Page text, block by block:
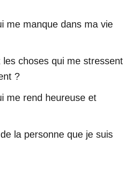
me manque dans ma vie
les choses qui me stressent
?
me rend heureuse et
la personne que je suis